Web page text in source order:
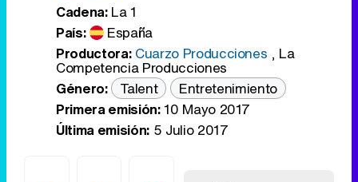
Cadena:La 1
País:
España
Productora: Cuarzo Producciones , La
Competencia Producciones
Género:
Talent
Entretenimiento
Primera emisión:10 Mayo 2017
Última emisión:5 Julio 2017